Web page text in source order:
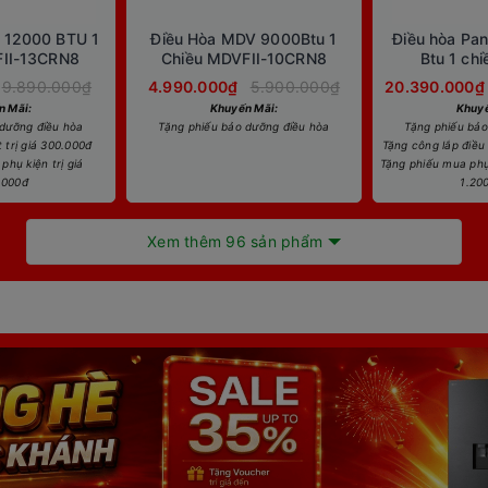
BTU 1
13CRN8
9.890.000₫
Mãi:
điều hòa
trị giá 300.000đ
kiện trị giá
Điều Hòa MDV 9000Btu 1
Chiều MDVFII-10CRN8
4.990.000₫
5.900.000₫
Khuyến Mãi:
Tặng phiếu bảo dưỡng điều hòa
Điều hòa
Btu 1
20.390.000₫
Tặng phiếu
Tặng công lắp
Tặng phiếu mua
Xem thêm 96 sản phẩm